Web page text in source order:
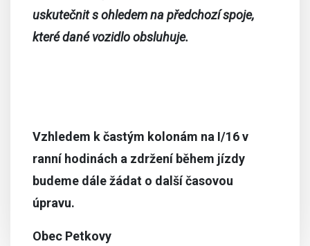
uskutečnit s ohledem na předchozí spoje,
které dané vozidlo obsluhuje.
Vzhledem k častým kolonám na I/16 v
ranní hodinách a zdržení během jízdy
budeme dále žádat o další časovou
úpravu.
Obec Petkovy